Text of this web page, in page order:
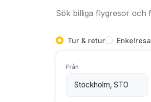
Sök billiga flygresor och
Tur & retur Enkelresa
Från